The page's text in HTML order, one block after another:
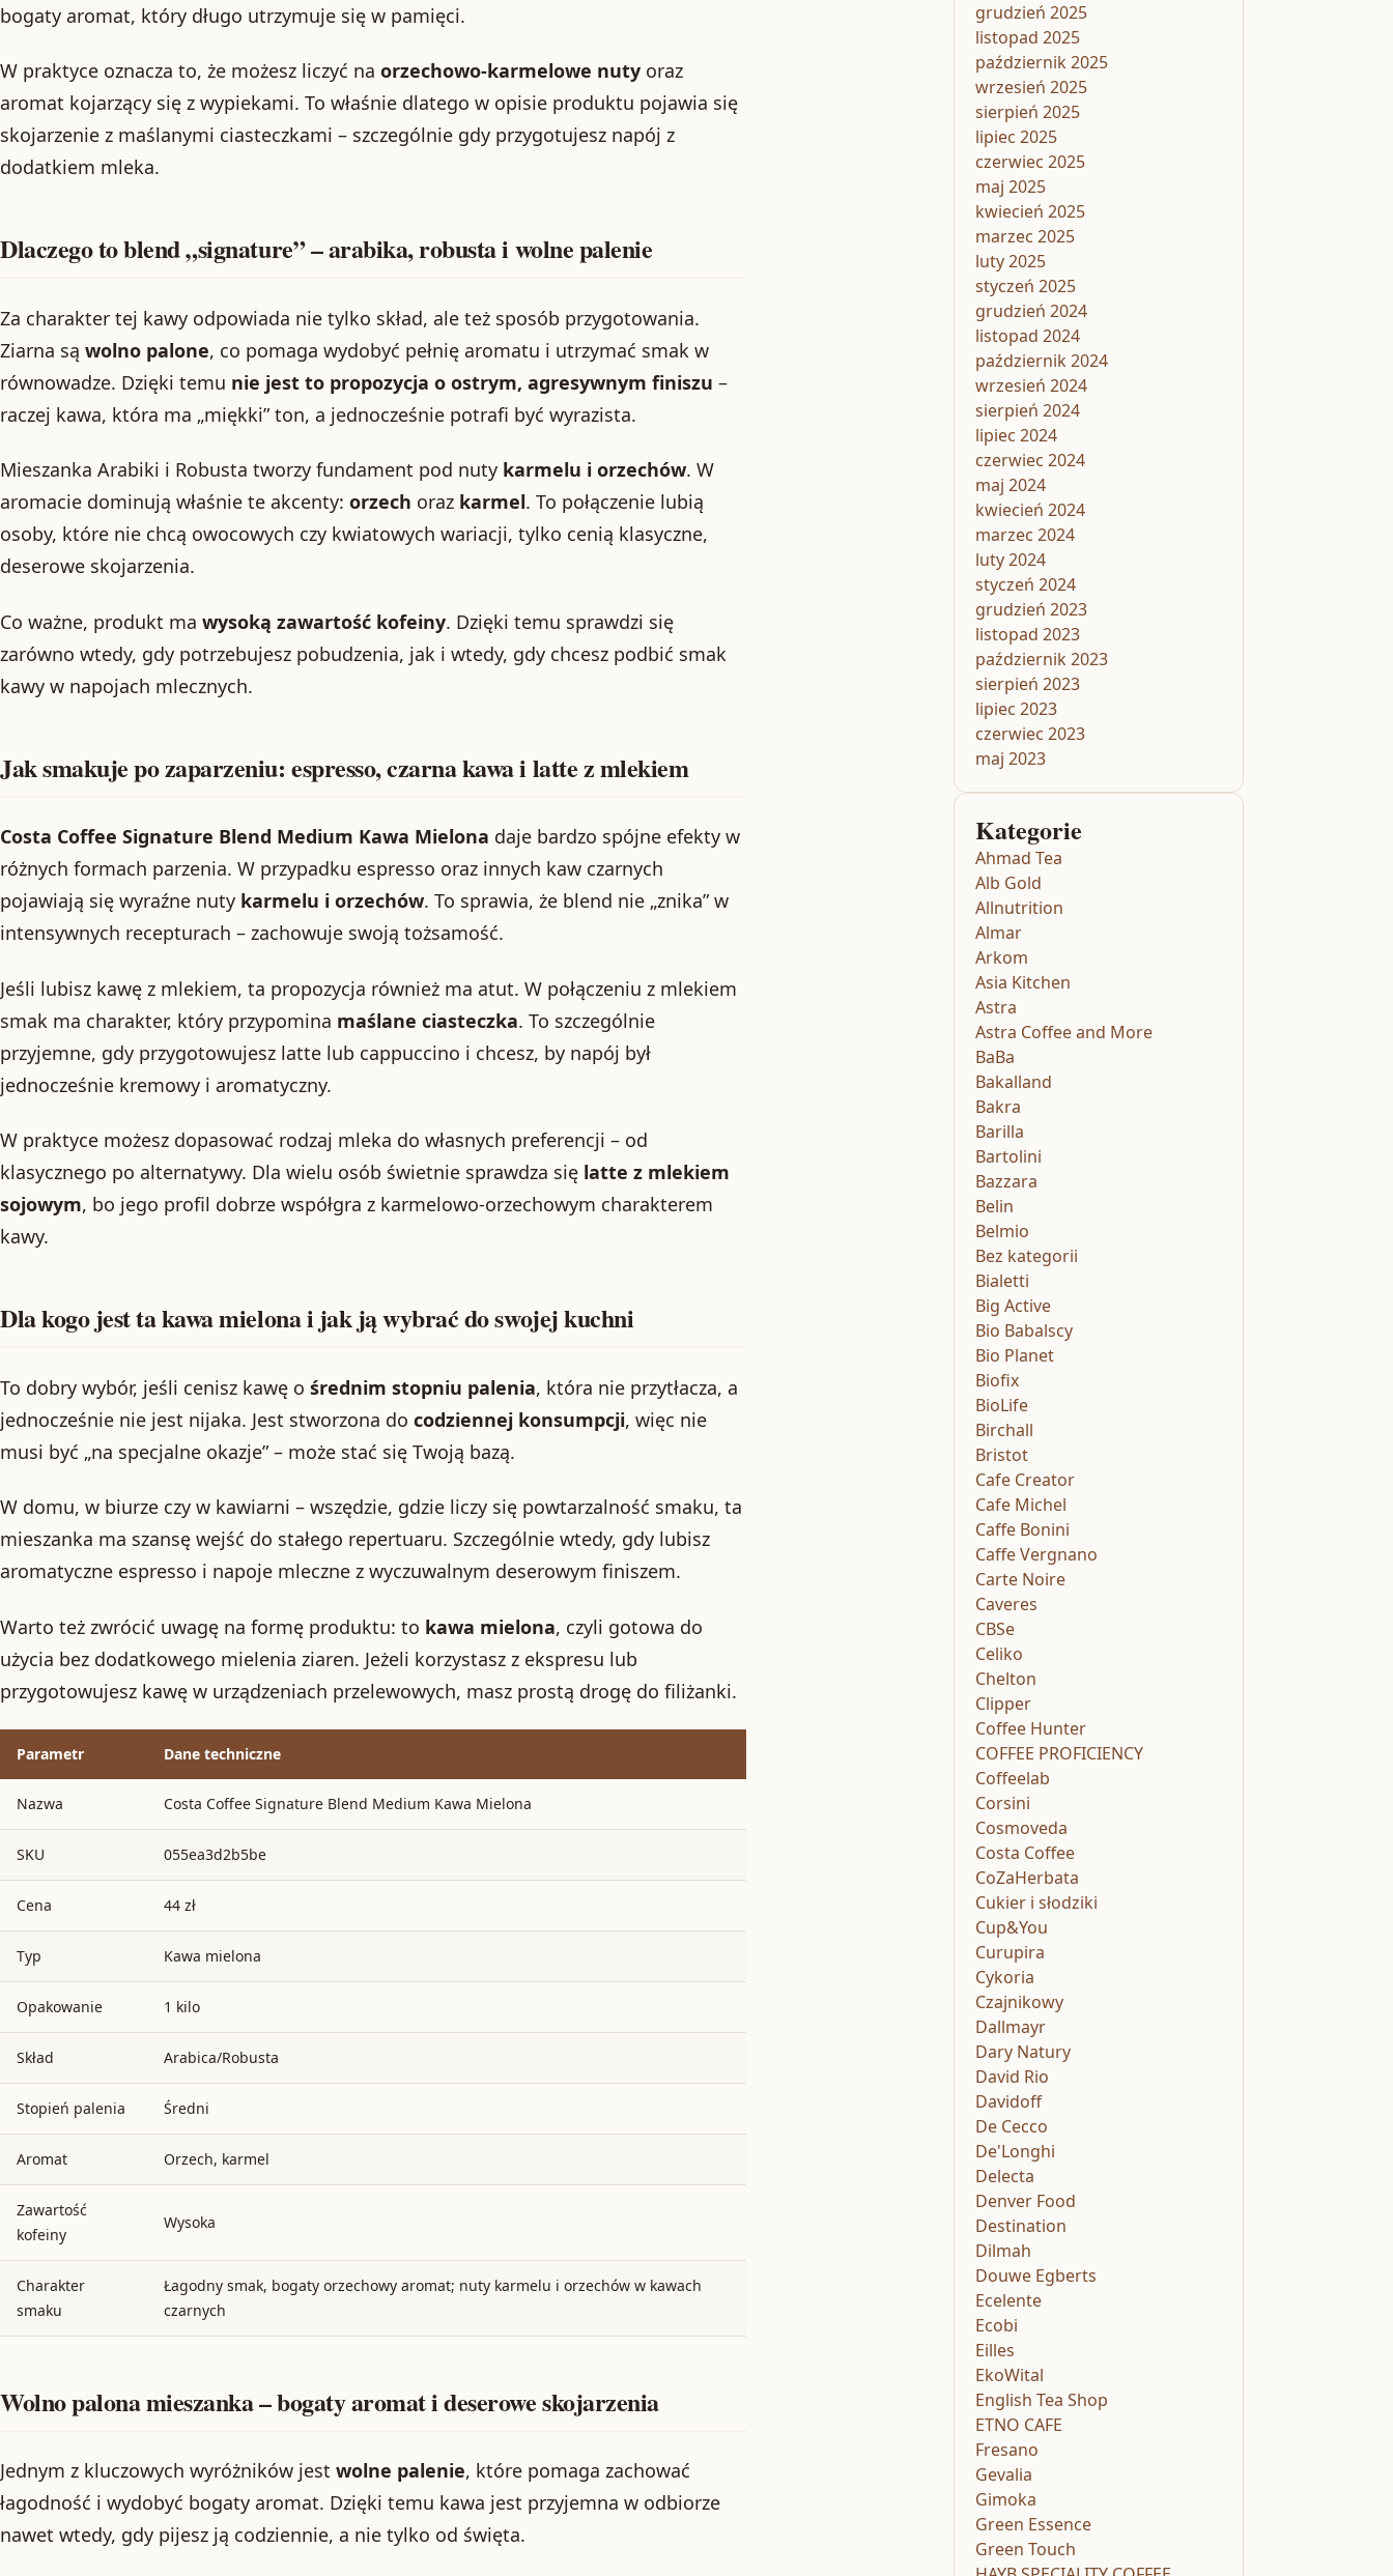
bogaty aromat, który długo utrzymuje się w pamięci.
W praktyce oznacza to, że możesz liczyć na orzechowo-karmelowe nuty oraz
aromat kojarzący się z wypiekami. To właśnie dlatego w opisie produktu pojawia się
skojarzenie z maślanymi ciasteczkami – szczególnie gdy przygotujesz napój z
dodatkiem mleka.
Dlaczego to blend „signature” – arabika, robusta i wolne palenie
Za charakter tej kawy odpowiada nie tylko skład, ale też sposób przygotowania.
Ziarna są wolno palone, co pomaga wydobyć pełnię aromatu i utrzymać smak w
równowadze. Dzięki temu nie jest to propozycja o ostrym, agresywnym finiszu –
raczej kawa, która ma „miękki” ton, a jednocześnie potrafi być wyrazista.
Mieszanka Arabiki i Robusta tworzy fundament pod nuty karmelu i orzechów. W
aromacie dominują właśnie te akcenty: orzech oraz karmel. To połączenie lubią
osoby, które nie chcą owocowych czy kwiatowych wariacji, tylko cenią klasyczne,
deserowe skojarzenia.
Co ważne, produkt ma wysoką zawartość kofeiny. Dzięki temu sprawdzi się
zarówno wtedy, gdy potrzebujesz pobudzenia, jak i wtedy, gdy chcesz podbić smak
kawy w napojach mlecznych.
Jak smakuje po zaparzeniu: espresso, czarna kawa i latte z mlekiem
Costa Coffee Signature Blend Medium Kawa Mielona daje bardzo spójne efekty w
różnych formach parzenia. W przypadku espresso oraz innych kaw czarnych
pojawiają się wyraźne nuty karmelu i orzechów. To sprawia, że blend nie „znika” w
intensywnych recepturach – zachowuje swoją tożsamość.
Jeśli lubisz kawę z mlekiem, ta propozycja również ma atut. W połączeniu z mlekiem
smak ma charakter, który przypomina maślane ciasteczka. To szczególnie
przyjemne, gdy przygotowujesz latte lub cappuccino i chcesz, by napój był
jednocześnie kremowy i aromatyczny.
W praktyce możesz dopasować rodzaj mleka do własnych preferencji – od
klasycznego po alternatywy. Dla wielu osób świetnie sprawdza się latte z mlekiem
sojowym, bo jego profil dobrze współgra z karmelowo-orzechowym charakterem
kawy.
Dla kogo jest ta kawa mielona i jak ją wybrać do swojej kuchni
To dobry wybór, jeśli cenisz kawę o średnim stopniu palenia, która nie przytłacza, a
jednocześnie nie jest nijaka. Jest stworzona do codziennej konsumpcji, więc nie
musi być „na specjalne okazje” – może stać się Twoją bazą.
W domu, w biurze czy w kawiarni – wszędzie, gdzie liczy się powtarzalność smaku, ta
mieszanka ma szansę wejść do stałego repertuaru. Szczególnie wtedy, gdy lubisz
aromatyczne espresso i napoje mleczne z wyczuwalnym deserowym finiszem.
Warto też zwrócić uwagę na formę produktu: to kawa mielona, czyli gotowa do
użycia bez dodatkowego mielenia ziaren. Jeżeli korzystasz z ekspresu lub
przygotowujesz kawę w urządzeniach przelewowych, masz prostą drogę do filiżanki.
Parametr Dane techniczne
Nazwa Costa Coffee Signature Blend Medium Kawa Mielona
SKU 055ea3d2b5be
Cena 44 zł
Typ Kawa mielona
Opakowanie 1 kilo
Skład Arabica/Robusta
Stopień palenia Średni
Aromat Orzech, karmel
Zawartość
kofeiny
Wysoka
Charakter
smaku
Łagodny smak, bogaty orzechowy aromat; nuty karmelu i orzechów w kawach
czarnych
Wolno palona mieszanka – bogaty aromat i deserowe skojarzenia
Jednym z kluczowych wyróżników jest wolne palenie, które pomaga zachować
łagodność i wydobyć bogaty aromat. Dzięki temu kawa jest przyjemna w odbiorze
nawet wtedy, gdy pijesz ją codziennie, a nie tylko od święta.
grudzień 2025
listopad 2025
październik 2025
wrzesień 2025
sierpień 2025
lipiec 2025
czerwiec 2025
maj 2025
kwiecień 2025
marzec 2025
luty 2025
styczeń 2025
grudzień 2024
listopad 2024
październik 2024
wrzesień 2024
sierpień 2024
lipiec 2024
czerwiec 2024
maj 2024
kwiecień 2024
marzec 2024
luty 2024
styczeń 2024
grudzień 2023
listopad 2023
październik 2023
sierpień 2023
lipiec 2023
czerwiec 2023
maj 2023
Kategorie
Ahmad Tea
Alb Gold
Allnutrition
Almar
Arkom
Asia Kitchen
Astra
Astra Coffee and More
BaBa
Bakalland
Bakra
Barilla
Bartolini
Bazzara
Belin
Belmio
Bez kategorii
Bialetti
Big Active
Bio Babalscy
Bio Planet
Biofix
BioLife
Birchall
Bristot
Cafe Creator
Cafe Michel
Caffe Bonini
Caffe Vergnano
Carte Noire
Caveres
CBSe
Celiko
Chelton
Clipper
Coffee Hunter
COFFEE PROFICIENCY
Coffeelab
Corsini
Cosmoveda
Costa Coffee
CoZaHerbata
Cukier i słodziki
Cup&You
Curupira
Cykoria
Czajnikowy
Dallmayr
Dary Natury
David Rio
Davidoff
De Cecco
De'Longhi
Delecta
Denver Food
Destination
Dilmah
Douwe Egberts
Ecelente
Ecobi
Eilles
EkoWital
English Tea Shop
ETNO CAFE
Fresano
Gevalia
Gimoka
Green Essence
Green Touch